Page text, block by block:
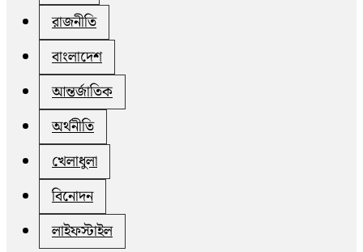
রাজনীতি
বাংলাদেশ
আন্তর্জাতিক
অর্থনীতি
খেলাধুলা
বিনোদন
লাইফস্টাইল